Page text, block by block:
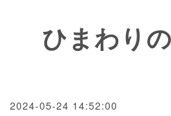
ひまわり
2024-05-24 14:52:00